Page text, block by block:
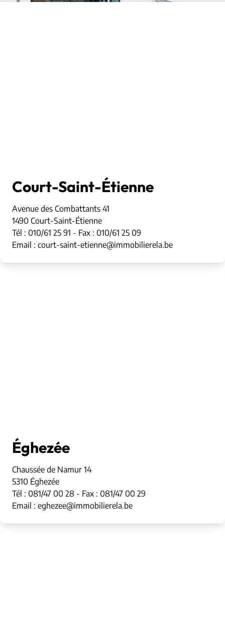
Court-Saint-Étienne
Avenue des Combattants 41
1490 Court-Saint-Étienne
Tél : 010/61 25 91 - Fax : 010/61 25 09
Email : court-saint-etienne@immobilierela.be
Éghezée
Chaussée de Namur 14
5310 Éghezée
Tél : 081/47 00 28 - Fax : 081/47 00 29
Email : eghezee@immobilierela.be